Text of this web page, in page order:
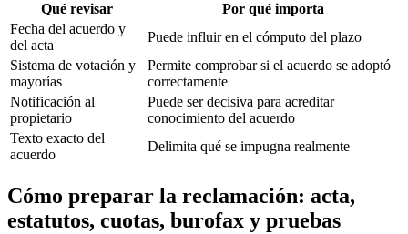
Qué revisar
Por qué importa
Fecha del acuerdo y
del acta
Puede influir en el cómputo del plazo
Sistema de votación y
mayorías
Permite comprobar si el acuerdo se adoptó
correctamente
Notificación al
propietario
Puede ser decisiva para acreditar
conocimiento del acuerdo
Texto exacto del
acuerdo
Delimita qué se impugna realmente
Cómo preparar la reclamación: acta,
estatutos, cuotas, burofax y pruebas